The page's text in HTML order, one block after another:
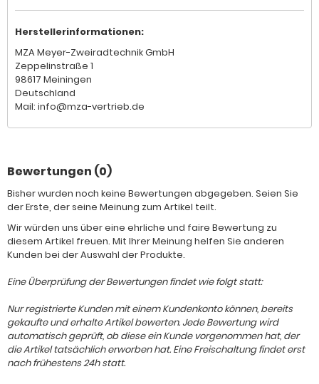
Herstellerinformationen:
MZA Meyer-Zweiradtechnik GmbH
Zeppelinstraße 1
98617 Meiningen
Deutschland
Mail: info@mza-vertrieb.de
Bewertungen (0)
Bisher wurden noch keine Bewertungen abgegeben. Seien Sie
der Erste, der seine Meinung zum Artikel teilt.
Wir würden uns über eine ehrliche und faire Bewertung zu
diesem Artikel freuen. Mit Ihrer Meinung helfen Sie anderen
Kunden bei der Auswahl der Produkte.
Eine Überprüfung der Bewertungen findet wie folgt statt:
Nur registrierte Kunden mit einem Kundenkonto können, bereits
gekaufte und erhalte Artikel bewerten. Jede Bewertung wird
automatisch geprüft, ob diese ein Kunde vorgenommen hat, der
die Artikel tatsächlich erworben hat. Eine Freischaltung findet erst
nach frühestens 24h statt.